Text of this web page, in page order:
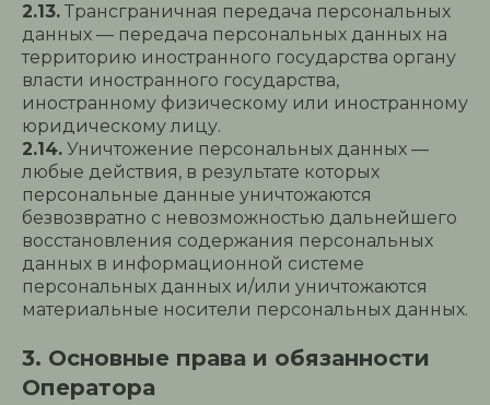
2.13. Трансграничная передача персональных
данных — передача персональных данных на
территорию иностранного государства органу
власти иностранного государства,
иностранному физическому или иностранному
юридическому лицу.
2.14. Уничтожение персональных данных —
любые действия, в результате которых
персональные данные уничтожаются
безвозвратно с невозможностью дальнейшего
восстановления содержания персональных
данных в информационной системе
персональных данных и/или уничтожаются
материальные носители персональных данных.
3. Основные права и обязанности
Оператора